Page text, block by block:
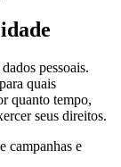
pessoais.
quais
quanto tempo,
seus direitos.
campanhas e